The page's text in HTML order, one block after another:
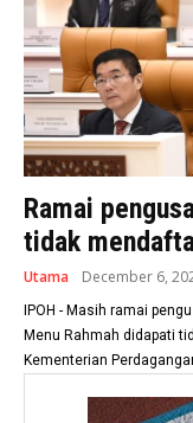
Ramai
tidak
Utama December 6,
IPOH - Masih ramai
Menu Rahmah didapati
Kementerian